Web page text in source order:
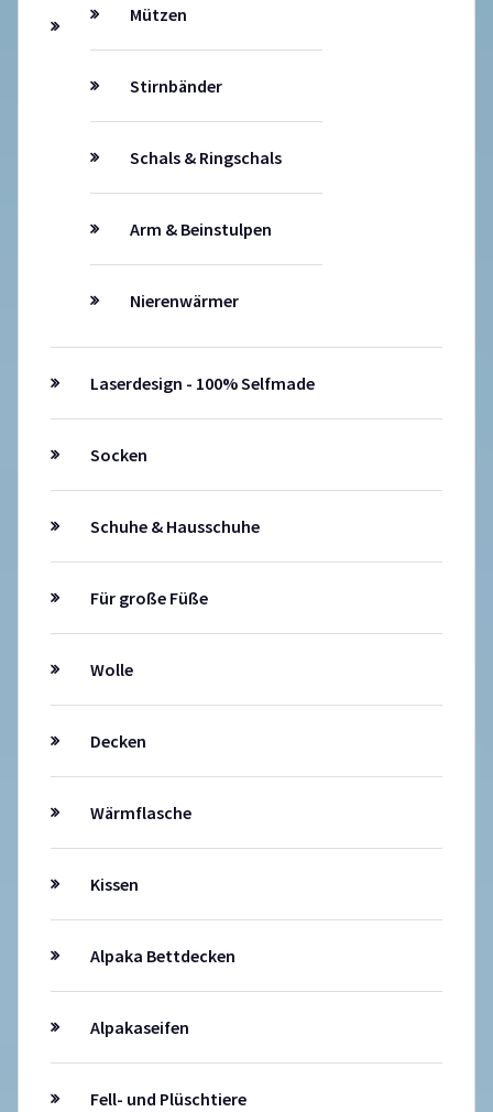
Mützen
Stirnbänder
Schals & Ringschals
Arm & Beinstulpen
Nierenwärmer
Laserdesign - 100% Selfmade
Socken
Schuhe & Hausschuhe
Für große Füße
Wolle
Decken
Wärmflasche
Kissen
Alpaka Bettdecken
Alpakaseifen
Fell- und Plüschtiere